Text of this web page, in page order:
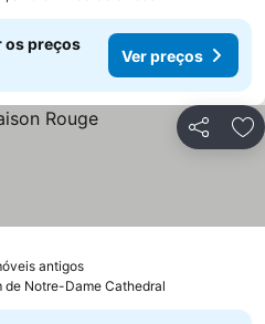
os preços
Ver preços
Partilhar
antigos
de Notre-Dame Cathedral